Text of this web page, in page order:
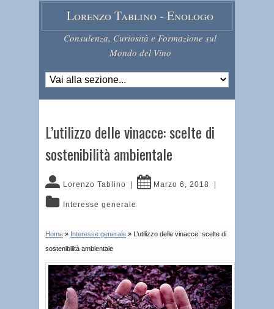
Lorenzo Tablino - Enologo
Consulenza, Curiosità e Formazione sul
Mondo del Vino
L’utilizzo delle vinacce: scelte di
sostenibilità ambientale
Lorenzo Tablino Marzo 6, 2018
Interesse generale
Home » Interesse generale » L’utilizzo delle vinacce: scelte di
sostenibilità ambientale